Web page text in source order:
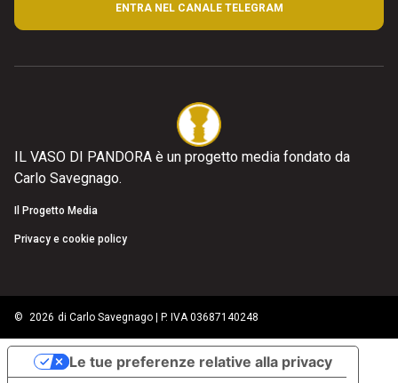
ENTRA NEL CANALE TELEGRAM
IL VASO DI PANDORA è un progetto media fondato da
Carlo Savegnago.
Il Progetto Media
Privacy e cookie policy
© 2026 di Carlo Savegnago | P. IVA 03687140248
Le tue preferenze relative alla privacy